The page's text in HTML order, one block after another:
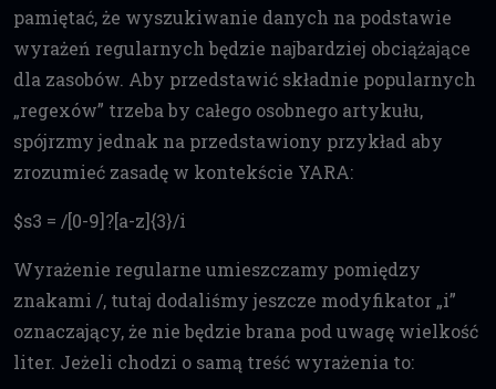
pamiętać, że wyszukiwanie danych na podstawie
wyrażeń regularnych będzie najbardziej obciążające
dla zasobów. Aby przedstawić składnie popularnych
„regexów” trzeba by całego osobnego artykułu,
spójrzmy jednak na przedstawiony przykład aby
zrozumieć zasadę w kontekście YARA:
$s3 = /[0-9]?[a-z]{3}/i
Wyrażenie regularne umieszczamy pomiędzy
znakami /, tutaj dodaliśmy jeszcze modyfikator „i”
oznaczający, że nie będzie brana pod uwagę wielkość
liter. Jeżeli chodzi o samą treść wyrażenia to: